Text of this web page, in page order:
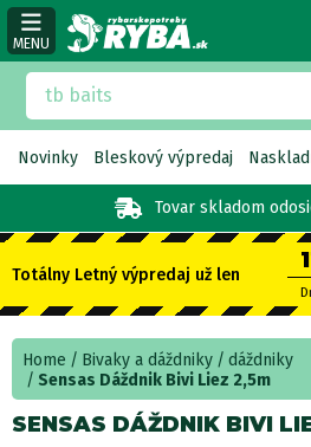
MENU
Tovar skladom
Novinky Bleskový výpredaj
Totálny Letný výpredaj už len
Home Bivaky a dáždniky
dáždniky
Sensas Dáždnik Bivi Liez 2,5m
SENSAS DÁŽDNIK BIVI